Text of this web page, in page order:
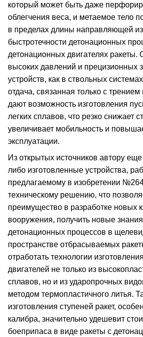
который может быть даже
облегчения веса, и метаемое тело
в пределах длины направляющей
быстротечности детонационных
детонационных двигателях ракеты.
высоких давлений и прецизионных
устройств, как в ствольных
отдача, связанная только с трением
дают возможность изготовления
легких сплавов, что резко снижает
увеличивает мобильность и
эксплуатации.
Из открытых источников автору
либо изготовленные устройства,
предлагаемому в изобретении
техническому решению, что
преимущество в разработке новых
вооружения, получить новые
детонационных процессов в
пространстве отбрасываемых
отработать технологии
двигателей не только из
сплавов, но и из ударопрочных
методом термопластичного литья.
изготовления ступеней ракет,
калибра, значительно удешевит
боеприпаса в виде ракеты с